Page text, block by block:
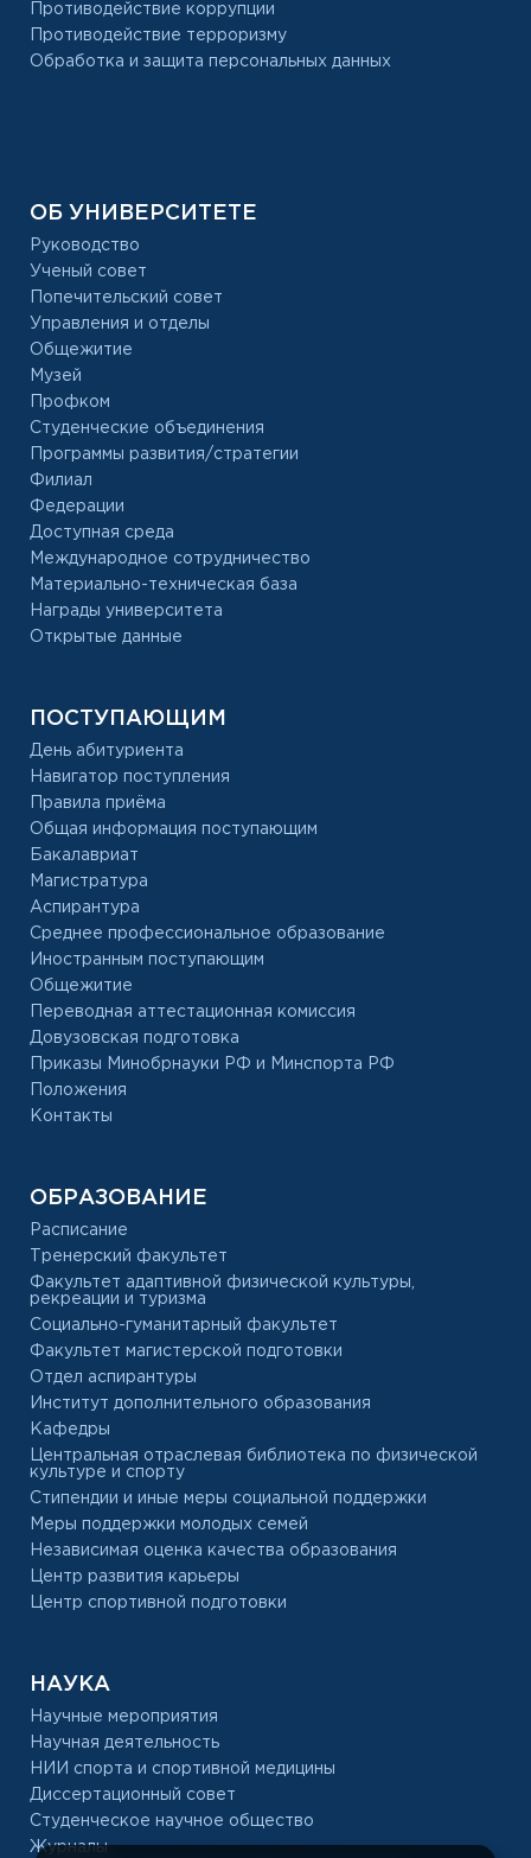
Противодействие коррупции
Противодействие терроризму
Обработка и защита персональных данных
ОБ УНИВЕРСИТЕТЕ
Руководство
Ученый совет
Попечительский совет
Управления и отделы
Общежитие
Музей
Профком
Студенческие объединения
Программы развития/стратегии
Филиал
Федерации
Доступная среда
Международное сотрудничество
Материально-техническая база
Награды университета
Открытые данные
ПОСТУПАЮЩИМ
День абитуриента
Навигатор поступления
Правила приёма
Общая информация поступающим
Бакалавриат
Магистратура
Аспирантура
Среднее профессиональное образование
Иностранным поступающим
Общежитие
Переводная аттестационная комиссия
Довузовская подготовка
Приказы Минобрнауки РФ и Минспорта РФ
Положения
Контакты
ОБРАЗОВАНИЕ
Расписание
Тренерский факультет
Факультет адаптивной физической культуры,
рекреации и туризма
Социально-гуманитарный факультет
Факультет магистерской подготовки
Отдел аспирантуры
Институт дополнительного образования
Кафедры
Центральная отраслевая библиотека по физической
культуре и спорту
Стипендии и иные меры социальной поддержки
Меры поддержки молодых семей
Независимая оценка качества образования
Центр развития карьеры
Центр спортивной подготовки
НАУКА
Научные мероприятия
Научная деятельность
НИИ спорта и спортивной медицины
Диссертационный совет
Студенческое научное общество
Журналы